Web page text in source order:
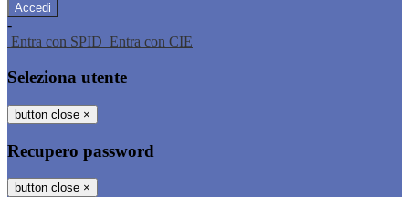
-
Entra con SPID Entra con CIE
Seleziona utente
button close ×
Recupero password
button close ×